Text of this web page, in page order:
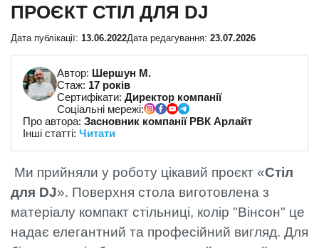
ПРОЄКТ СТІЛ ДЛЯ DJ
Дата публікації: 13.06.2022Дата редагування: 23.07.2026
Автор: Шершун М.
Стаж: 17 років
Сертифікати: Директор компанії
Соціальні мережі:
Про автора: Засновник компанії РВК Арлайт
Інші статті: Читати
Ми прийняли у роботу цікавий проєкт «Стіл
для DJ». Поверхня стола виготовлена з
матеріалу компакт стільниці, колір "Вінсон" це
надає елегантний та професійний вигляд. Для